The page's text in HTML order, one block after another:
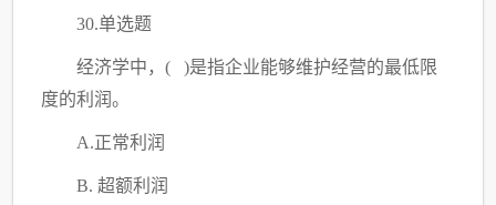
30.单选题
经济学中，( )是指企业能够维护经营的最低限
度的利润。
A.正常利润
B. 超额利润